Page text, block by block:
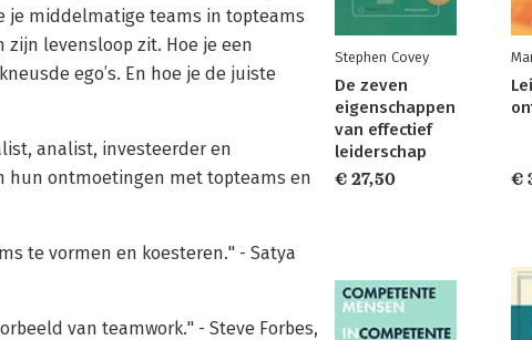
je middelmatige teams in topteams
levensloop zit. Hoe je een
ego’s. En hoe je de juiste
analist, investeerder en
hun ontmoetingen met topteams en
te vormen en koesteren." - Satya
van teamwork." - Steve Forbes,
Stephen Covey
De zeven
eigenschappen
van effectief
leiderschap
€ 27,50
€